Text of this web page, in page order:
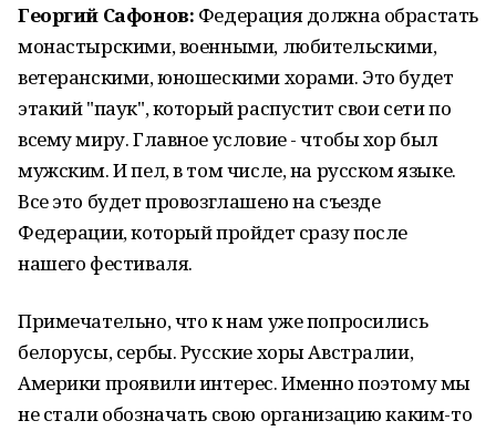
Георгий Сафонов: Федерация должна обрастать
монастырскими, военными, любительскими,
ветеранскими, юношескими хорами. Это будет
этакий "паук", который распустит свои сети по
всему миру. Главное условие - чтобы хор был
мужским. И пел, в том числе, на русском языке.
Все это будет провозглашено на съезде
Федерации, который пройдет сразу после
нашего фестиваля.
Примечательно, что к нам уже попросились
белорусы, сербы. Русские хоры Австралии,
Америки проявили интерес. Именно поэтому мы
не стали обозначать свою организацию каким-то